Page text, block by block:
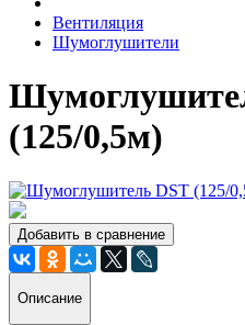
Вентиляция
Шумоглушители
(125/0,5м)
Добавить в сравнение
Описание